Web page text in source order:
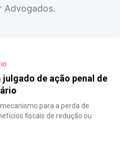
Advogados.
julgado de ação penal de
para a perda de
fiscais de redução ou